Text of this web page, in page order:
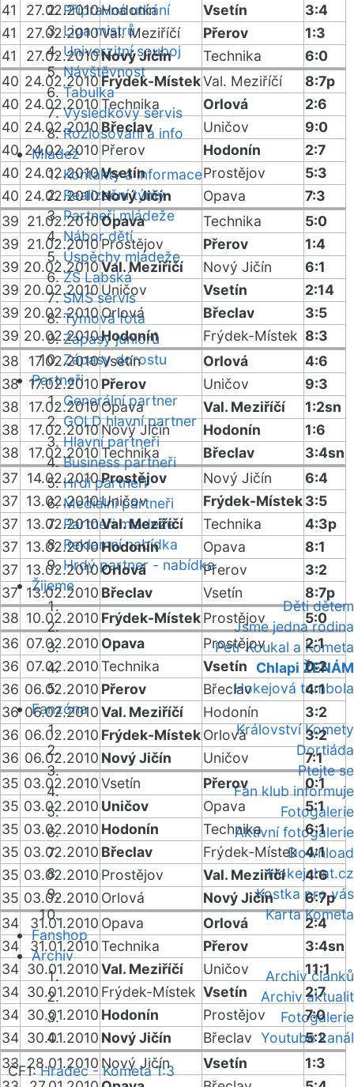
Přípravná utkání
Liga mistrů
Univerzitní souboj
Návštěvnost
Tabulka
Výsledkový servis
Rozlosování a info
Mládež
Kontakty a informace
Realizační týmy
Partneři mládeže
Nábor dětí
Úspěchy mládeže
ZŠ Labská
SMS servis
Týmová fota
Zápasy juniorů
Zápasy dorostu
Partneři
Generální partner
GOLD hlavní partner
Hlavní partneři
Business partneři
Hrdí partneři
Mediální partneři
Partneři mládeže
Reklamní nabídka
Hrdý partner - nabídka
Žijeme
Děti dětem
Jsme jedna rodina
Petr Koukal a Kometa
Chlapi ŽENÁM
Hokejová tombola
Fanzóna
Království Komety
Dortiáda
Ptejte se
Fan klub informuje
Fotogalerie
Aktivní fotogalerie
Download
Hokejchat.cz
Kostka pro vás
Karta Kometa
Fanshop
Archiv
Archiv článků
Archiv aktualit
Fotogalerie
Youtube kanál
ČF1:Hradec - Kometa 1:3
41
27.02.2010Hodonín Vsetín
3:4
41
27.02.2010Val. Meziříčí Přerov
1:3
41
27.02.2010Nový Jičín Technika
6:0
40 24.02.2010Frýdek-MístekVal. Meziříčí
8:7p
40 24.02.2010Technika Orlová
2:6
40 24.02.2010 Břeclav Uničov
9:0
40 24.02.2010 Přerov Hodonín
2:7
40 24.02.2010Vsetín Prostějov
5:3
40 24.02.2010Nový Jičín Opava
7:3
39 21.02.2010Opava Technika
5:0
39 21.02.2010 Prostějov Přerov
1:4
39 20.02.2010Val. Meziříčí Nový Jičín
6:1
39 20.02.2010 Uničov Vsetín
2:14
39 20.02.2010Orlová Břeclav
3:5
39 20.02.2010Hodonín Frýdek-Místek 8:3
38
17.02.2010Vsetín Orlová
4:6
38
17.02.2010 Přerov Uničov
9:3
38
17.02.2010Opava Val. Meziříčí
1:2sn
38
17.02.2010Nový Jičín Hodonín
1:6
38
17.02.2010Technika Břeclav
3:4sn
37
14.02.2010Prostějov Nový Jičín
6:4
37 13.02.2010Uničov Frýdek-Místek3:5
37 13.02.2010Val. Meziříčí Technika
4:3p
37 13.02.2010Hodonín Opava
8:1
37 13.02.2010Orlová Přerov
3:2
37 13.02.2010 Břeclav Vsetín
8:7p
38 10.02.2010 Frýdek-MístekProstějov
5:0
36 07.02.2010 Opava Prostějov
2:1
36 07.02.2010Technika Vsetín
0:2
36 06.02.2010 Přerov Břeclav
4:1
36 06.02.2010Val. Meziříčí Hodonín
3:2
36 06.02.2010 Frýdek-MístekOrlová
3:2
36 06.02.2010 Nový Jičín Uničov
7:1
35 03.02.2010Vsetín Přerov
0:1
35 03.02.2010 Uničov Opava
5:1
35 03.02.2010 Hodonín Technika
6:1
35 03.02.2010 Břeclav Frýdek-Místek 4:1
35 03.02.2010 Prostějov Val. Meziříčí
4:6
35 03.02.2010 Orlová Nový Jičín
6:7p
34
31.01.2010 Opava Orlová
2:4
34
31.01.2010Technika Přerov
3:4sn
34 30.01.2010Val. Meziříčí Uničov
11:1
34 30.01.2010 Frýdek-Místek Vsetín
2:7
34 30.01.2010 Hodonín Prostějov
7:0
34 30.01.2010 Nový Jičín Břeclav
5:2
33 28.01.2010 Nový Jičín Vsetín
1:3